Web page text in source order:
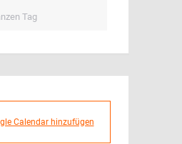
Tag
Calendar hinzufügen